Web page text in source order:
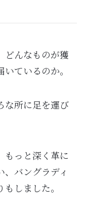
どんなものが獲
ているのか。
な所に足を運び
もっと深く革に
バングラディ
しました。